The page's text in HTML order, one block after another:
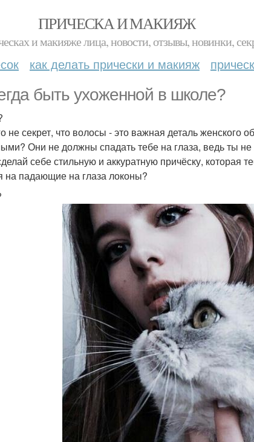
ПРИЧЕСКА И МАКИЯЖ
и макияже лица, новости, отзывы, новинки,
как делать прически и макияж
быть ухоженной в школе?
не секрет, что волосы - это важная деталь
Они не должны спадать тебе на глаза, ведь ты
себе стильную и аккуратную причёску, которая
на падающие на глаза локоны?